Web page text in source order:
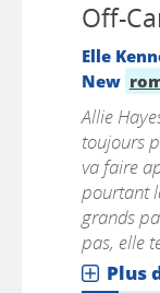
Off-
Elle
New
Allie
toujours
va faire
pourtant
grands
pas, elle
Plus